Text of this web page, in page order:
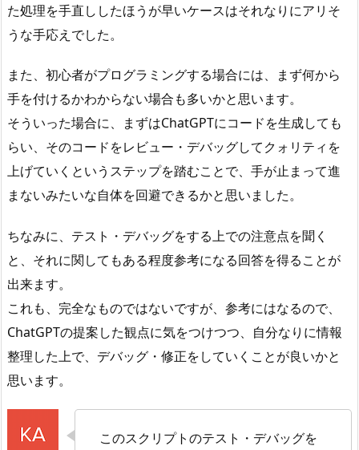
た処理を手直ししたほうが早いケースはそれなりにアリそ
うな手応えでした。
また、初心者がプログラミングする場合には、まず何から
手を付けるかわからない場合も多いかと思います。
そういった場合に、まずはChatGPTにコードを生成しても
らい、そのコードをレビュー・デバッグしてクォリティを
上げていくというステップを踏むことで、手が止まって進
まないみたいな自体を回避できるかと思いました。
ちなみに、テスト・デバッグをする上での注意点を聞く
と、それに関してもある程度参考になる回答を得ることが
出来ます。
これも、完全なものではないですが、参考にはなるので、
ChatGPTの提案した観点に気をつけつつ、自分なりに情報
整理した上で、デバッグ・修正をしていくことが良いかと
思います。
このスクリプトのテスト・デバッグを